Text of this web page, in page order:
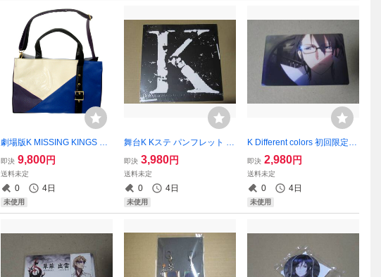
劇場版K MISSING KINGS バ
ッグ セプター4 宗像礼司 伏
見猿比古
即決 9,800円
送料未定
0 4日
未使用
舞台K Kステ パンフレット /
松田凌 鈴木拡樹 植田圭輔 伏
見猿比古 八田美咲
即決 3,980円
送料未定
0 4日
未使用
K Different colors 初回限定特
典 イラストカード 伏見猿比
古
即決 2,980円
送料未定
0 4日
未使用